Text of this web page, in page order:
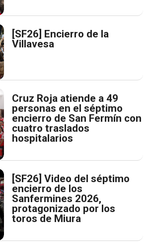
[SF26] Encierro de la
Villavesa
Cruz Roja atiende a 49
personas en el séptimo
encierro de San Fermín con
cuatro traslados
hospitalarios
[SF26] Video del séptimo
encierro de los
Sanfermines 2026,
protagonizado por los
toros de Miura